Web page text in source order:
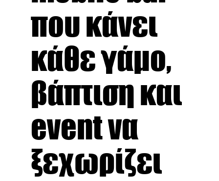
που κάνει
κάθε γάμο,
βάπτιση και
event να
ξεχωρίζει